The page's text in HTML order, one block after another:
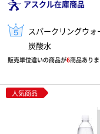
アスクル在庫商品
スパークリングウ
炭酸水
販売単位違いの商品が6商品あり
人気商品